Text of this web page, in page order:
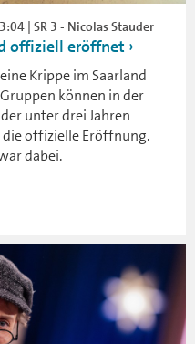
| SR 3 - Nicolas Stauder
offiziell eröffnet
Krippe im Saarland
können in der
unter drei Jahren
offizielle Eröffnung.
dabei.